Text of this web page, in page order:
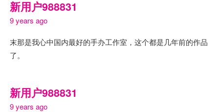
新用户988831
9 years ago
末那是我心中国内最好的手办工作室，这个都是几年前的作品
了。
新用户988831
9 years ago